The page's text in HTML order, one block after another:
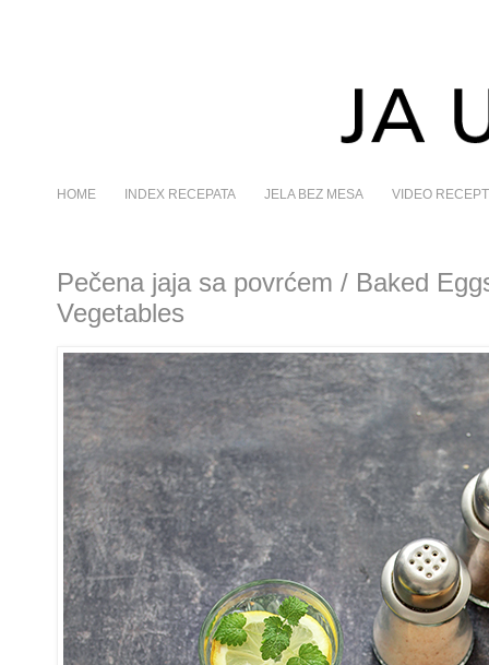
HOME INDEX RECEPATA JELA BEZ MESA VIDEO
Pečena jaja sa povrćem / Baked
Vegetables